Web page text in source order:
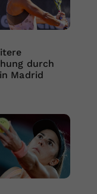
durch
Madrid